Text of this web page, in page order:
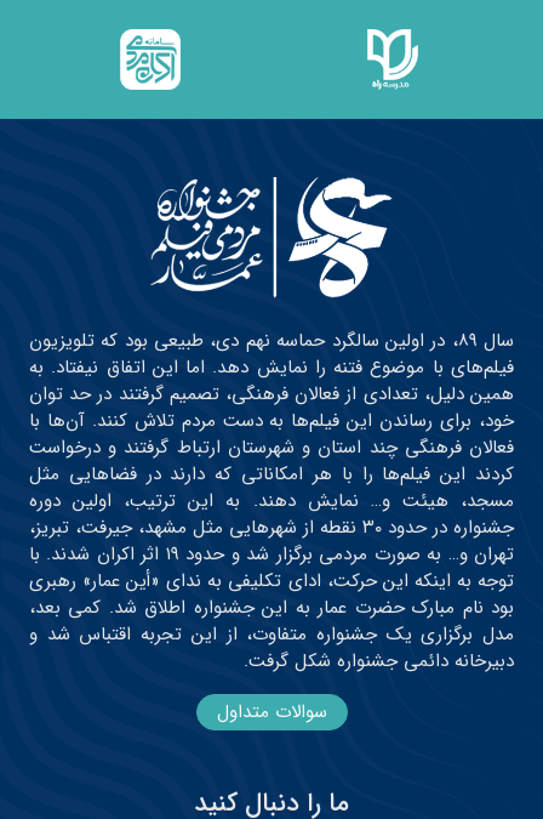
سال ۸۹، در اولین سالگرد حماسه نهم دی، طبیعی بود که تلویزیون
فیلم‌های با موضوع فتنه را نمایش دهد. اما این اتفاق نیفتاد. به
همین دلیل، تعدادی از فعالان فرهنگی، تصمیم گرفتند در حد توان
خود، برای رساندن این فیلم‌ها به دست مردم تلاش کنند. آن‌ها با
فعالان فرهنگی چند استان و شهرستان ارتباط گرفتند و درخواست
کردند این فیلم‌ها را با هر امکاناتی که دارند در فضاهایی مثل
مسجد، هیئت و… نمایش دهند. به این ترتیب، اولین دوره
جشنواره در حدود ۳۰ نقطه از شهرهایی مثل مشهد، جیرفت، تبریز،
تهران و… به صورت مردمی برگزار شد و حدود ۱۹ اثر اکران شدند. با
توجه به اینکه این حرکت، ادای تکلیفی به ندای «أین عمار» رهبری
بود نام مبارک حضرت عمار به این جشنواره اطلاق شد. کمی بعد،
مدل برگزاری یک جشنواره متفاوت، از این تجربه اقتباس شد و
دبیرخانه دائمی جشنواره شکل گرفت.
سوالات متداول
ما را دنبال کنید